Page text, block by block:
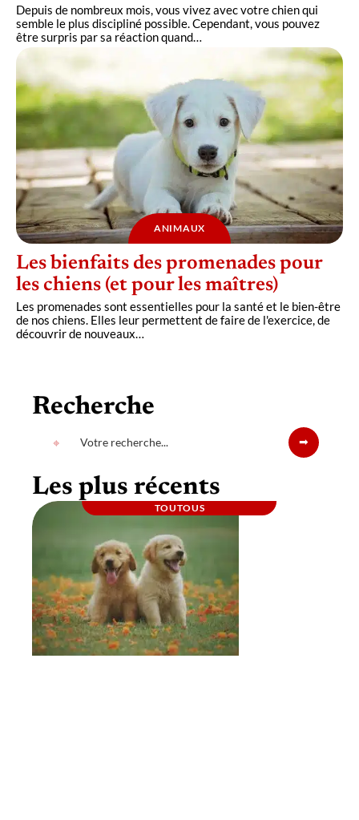
Depuis de nombreux mois, vous vivez avec votre chien qui
semble le plus discipliné possible. Cependant, vous pouvez
être surpris par sa réaction quand…
ANIMAUX
Les bienfaits des promenades pour
les chiens (et pour les maîtres)
Les promenades sont essentielles pour la santé et le bien-être
de nos chiens. Elles leur permettent de faire de l'exercice, de
découvrir de nouveaux
Recherche
Les plus récents
TOUTOUS